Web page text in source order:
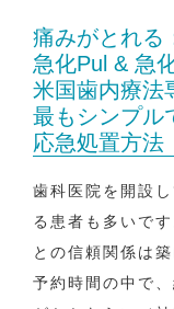
痛みがとれる
急化Pul & 急
米国歯内療法
最もシンプル
応急処置方法
歯科医院を開設
る患者も多いで
との信頼関係は
予約時間の中で